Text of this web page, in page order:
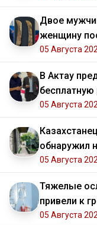
Двое
женщину
05 Августа
В Актау
05 Августа
обнаружил
05 Августа
Тяжелые
привели к
05 Августа